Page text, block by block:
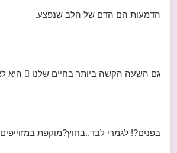
הדמעות הם הדם של הלב שנפצע.
גם השעה הקשה ביותר בחיים שלנו  היא לא יותר מ60 דקות
בפנים?! לגמרי לבד..בחוץ?מוקפת במזוייפים